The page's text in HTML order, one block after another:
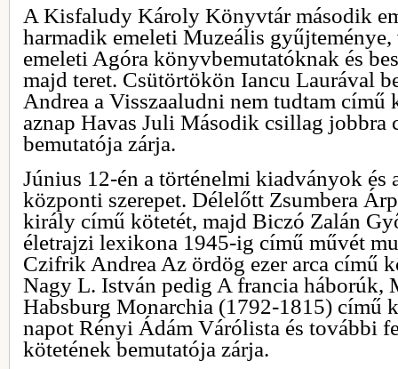
A Kisfaludy Károly Könyvtár második
harmadik emeleti Muzeális
emeleti Agóra könyvbemutatóknak és
majd teret. Csütörtökön Iancu Laurával
Andrea a Visszaaludni nem tudtam című
aznap Havas Juli Második csillag jobbra
bemutatója zárja.
Június 12-én a történelmi kiadványok és
központi szerepet. Délelőtt Zsumbera
király című kötetét, majd Biczó Zalán
életrajzi lexikona 1945-ig című művét
Czifrik Andrea Az ördög ezer arca című
Nagy L. István pedig A francia háborúk,
Habsburg Monarchia (1792-1815) című
napot Rényi Ádám Várólista és további
kötetének bemutatója zárja.